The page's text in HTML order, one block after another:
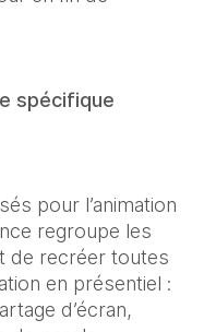
spécifique
pour l’animation
regroupe les
de recréer toutes
en présentiel :
d’écran,